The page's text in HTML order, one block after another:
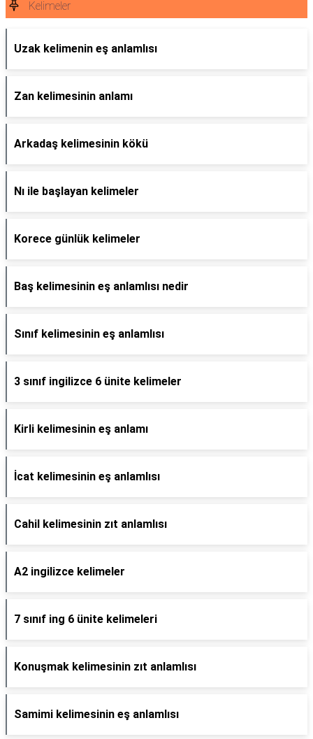
Kelimeler
Uzak kelimenin eş anlamlısı
Zan kelimesinin anlamı
Arkadaş kelimesinin kökü
Nı ile başlayan kelimeler
Korece günlük kelimeler
Baş kelimesinin eş anlamlısı nedir
Sınıf kelimesinin eş anlamlısı
3 sınıf ingilizce 6 ünite kelimeler
Kirli kelimesinin eş anlamı
İcat kelimesinin eş anlamlısı
Cahil kelimesinin zıt anlamlısı
A2 ingilizce kelimeler
7 sınıf ing 6 ünite kelimeleri
Konuşmak kelimesinin zıt anlamlısı
Samimi kelimesinin eş anlamlısı